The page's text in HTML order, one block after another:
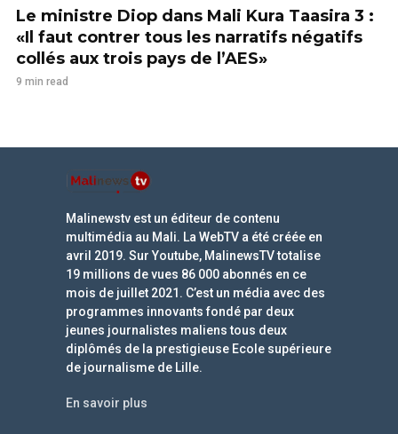
Le ministre Diop dans Mali Kura Taasira 3 :
«Il faut contrer tous les narratifs négatifs
collés aux trois pays de l’AES»
9 min read
Malinewstv est un éditeur de contenu
multimédia au Mali. La WebTV a été créée en
avril 2019. Sur Youtube, MalinewsTV totalise
19 millions de vues 86 000 abonnés en ce
mois de juillet 2021. C’est un média avec des
programmes innovants fondé par deux
jeunes journalistes maliens tous deux
diplômés de la prestigieuse Ecole supérieure
de journalisme de Lille.
En savoir plus